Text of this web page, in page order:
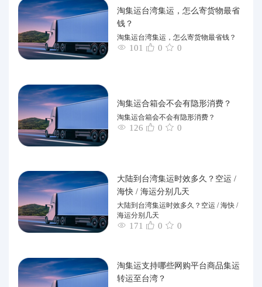
淘集运台湾集运，怎么寄货物最省
钱？
淘集运台湾集运，怎么寄货物最省钱？
101 0 0
淘集运合箱会不会有隐形消费？
淘集运合箱会不会有隐形消费？
126 0 0
大陆到台湾集运时效多久？空运 /
海快 / 海运分别几天
大陆到台湾集运时效多久？空运 / 海快 /
海运分别几天
171 0 0
淘集运支持哪些网购平台商品集运
转运至台湾？